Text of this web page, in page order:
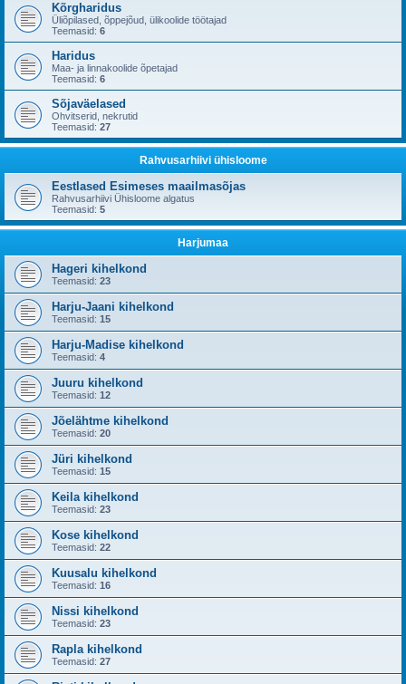
Kõrgharidus
Üliõpilased, õppejõud, ülikoolide töötajad
Teemasid: 6
Haridus
Maa- ja linnakoolide õpetajad
Teemasid: 6
Sõjaväelased
Ohvitserid, nekrutid
Teemasid: 27
Rahvusarhiivi ühisloome
Eestlased Esimeses maailmasõjas
Rahvusarhiivi Ühisloome algatus
Teemasid: 5
Harjumaa
Hageri kihelkond
Teemasid: 23
Harju-Jaani kihelkond
Teemasid: 15
Harju-Madise kihelkond
Teemasid: 4
Juuru kihelkond
Teemasid: 12
Jõelähtme kihelkond
Teemasid: 20
Jüri kihelkond
Teemasid: 15
Keila kihelkond
Teemasid: 23
Kose kihelkond
Teemasid: 22
Kuusalu kihelkond
Teemasid: 16
Nissi kihelkond
Teemasid: 23
Rapla kihelkond
Teemasid: 27